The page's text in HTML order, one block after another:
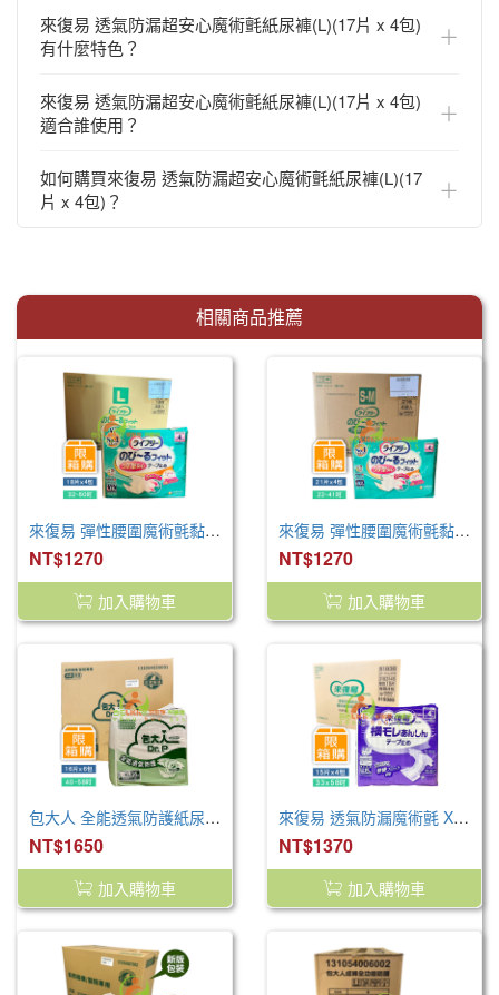
來復易 透氣防漏超安心魔術氈紙尿褲(L)(17片 x 4包)
有什麼特色？
＋
來復易 透氣防漏超安心魔術氈紙尿褲(L)(17片 x 4包)
適合誰使用？
＋
如何購買來復易 透氣防漏超安心魔術氈紙尿褲(L)(17
片 x 4包)？
＋
相關商品推薦
來復易 彈性腰圍魔術氈黏貼型紙尿褲 L(18片*4包/箱 )
NT$1270
加入購物車
來復易 彈性腰圍魔術氈黏貼型紙尿褲 M(21片*4包/箱 )
NT$1270
加入購物車
包大人 全能透氣防護紙尿褲 L-XL (16片/包 6包/箱)
NT$1650
加入購物車
來復易 透氣防漏魔術氈 XL 15片/4包/箱
NT$1370
加入購物車